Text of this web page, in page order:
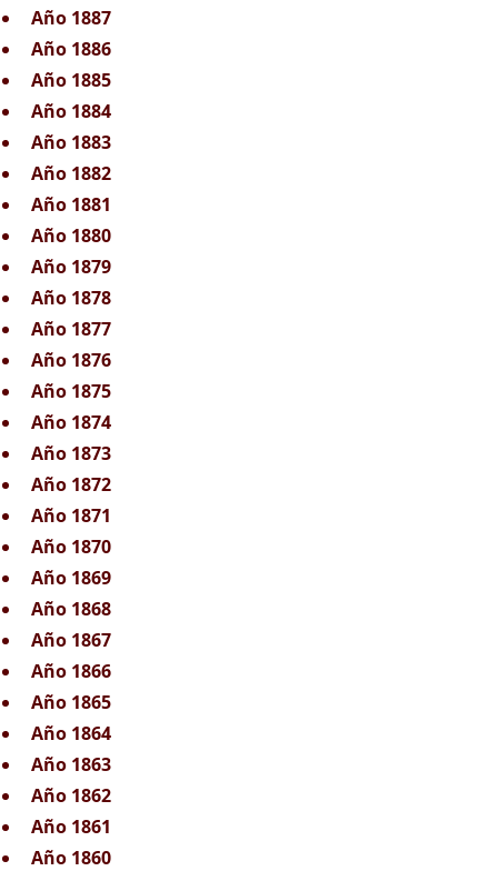
Año 1887
Año 1886
Año 1885
Año 1884
Año 1883
Año 1882
Año 1881
Año 1880
Año 1879
Año 1878
Año 1877
Año 1876
Año 1875
Año 1874
Año 1873
Año 1872
Año 1871
Año 1870
Año 1869
Año 1868
Año 1867
Año 1866
Año 1865
Año 1864
Año 1863
Año 1862
Año 1861
Año 1860